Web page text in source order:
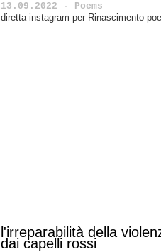
13.09.2022 - Poems
diretta instagram per Rinascimento
l'irreparabilità della
dai capelli rossi